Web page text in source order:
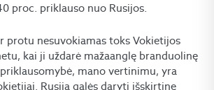
proc. priklauso nuo Rusijos.
protu nesuvokiamas toks Vokietijos
kai ji uždarė mažaanglę branduolinę
mano vertinimu, yra
Rusija galės daryti išskirtinę